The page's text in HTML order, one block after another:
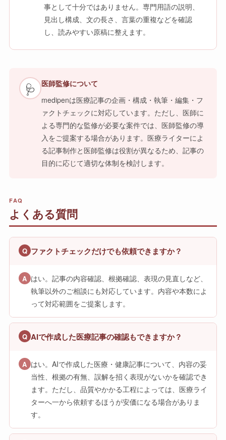
事として十分ではありません。専門用語の説明、
見出し構成、文の長さ、言葉の重複などを確認
し、読みやすい原稿に整えます。
🩺
医師監修について
medipenは医療記事の企画・構成・執筆・編集・フ
ァクトチェックに対応しています。ただし、医師に
よる専門的な監修が必要な案件では、医師監修の導
入をご提案する場合があります。医療ライターによ
る記事制作と医師監修は役割が異なるため、記事の
目的に応じて適切な体制を検討します。
FAQ
よくある質問
Q ファクトチェックだけでも依頼できますか？
A はい。記事の内容確認、根拠確認、表現の見直しなど、
執筆以外のご相談にも対応しています。内容や本数によ
って対応範囲をご提案します。
Q AIで作成した医療記事の確認もできますか？
A はい。AIで作成した医療・健康記事について、内容の妥
当性、根拠の有無、誤解を招く表現がないかを確認でき
ます。ただし、品質やかかる工程によっては、医療ライ
ターへ一から依頼するほうが安価になる場合がありま
す。